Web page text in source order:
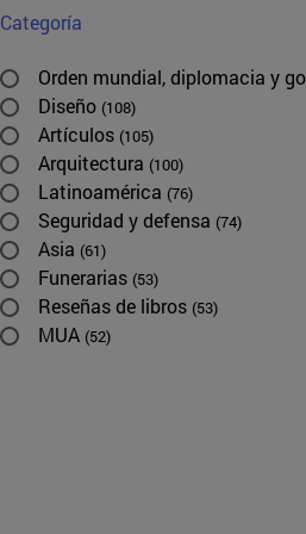
Categoría
Orden mundial, diplomacia y
Diseño (108)
Artículos (105)
Arquitectura (100)
Latinoamérica (76)
Seguridad y defensa (74)
Asia (61)
Funerarias (53)
Reseñas de libros (53)
MUA (52)